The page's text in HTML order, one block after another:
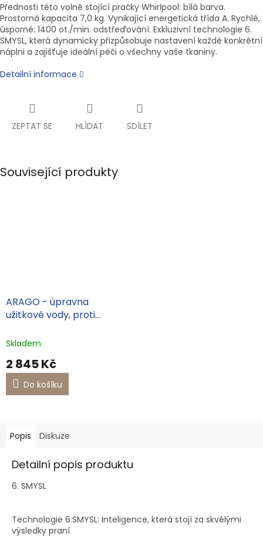
Přednosti této volně stojící pračky Whirlpool: bílá barva.
Prostorná kapacita 7,0 kg. Vynikající energetická třída A. Rychlé,
úsporné: 1400 ot./min. odstřeďování. Exkluzivní technologie 6.
SMYSL, která dynamicky přizpůsobuje nastavení každé konkrétní
náplni a zajišťuje ideální péči o všechny vaše tkaniny.
Detailní informace
ZEPTAT SE HLÍDAT SDÍLET
Související produkty
ARAGO - úpravna
užitkové vody, proti
usazenin a vzniku koroze
Skladem
2 845 Kč
Do košíku
Popis Diskuze
Detailní popis produktu
6. SMYSL
Technologie 6.SMYSL: Inteligence, která stojí za skvělými
výsledky praní